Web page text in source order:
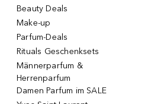
Beauty Deals
Make-up
Parfum-Deals
Rituals Geschenksets
Männerparfum &
Herrenparfum
Damen Parfum im SALE